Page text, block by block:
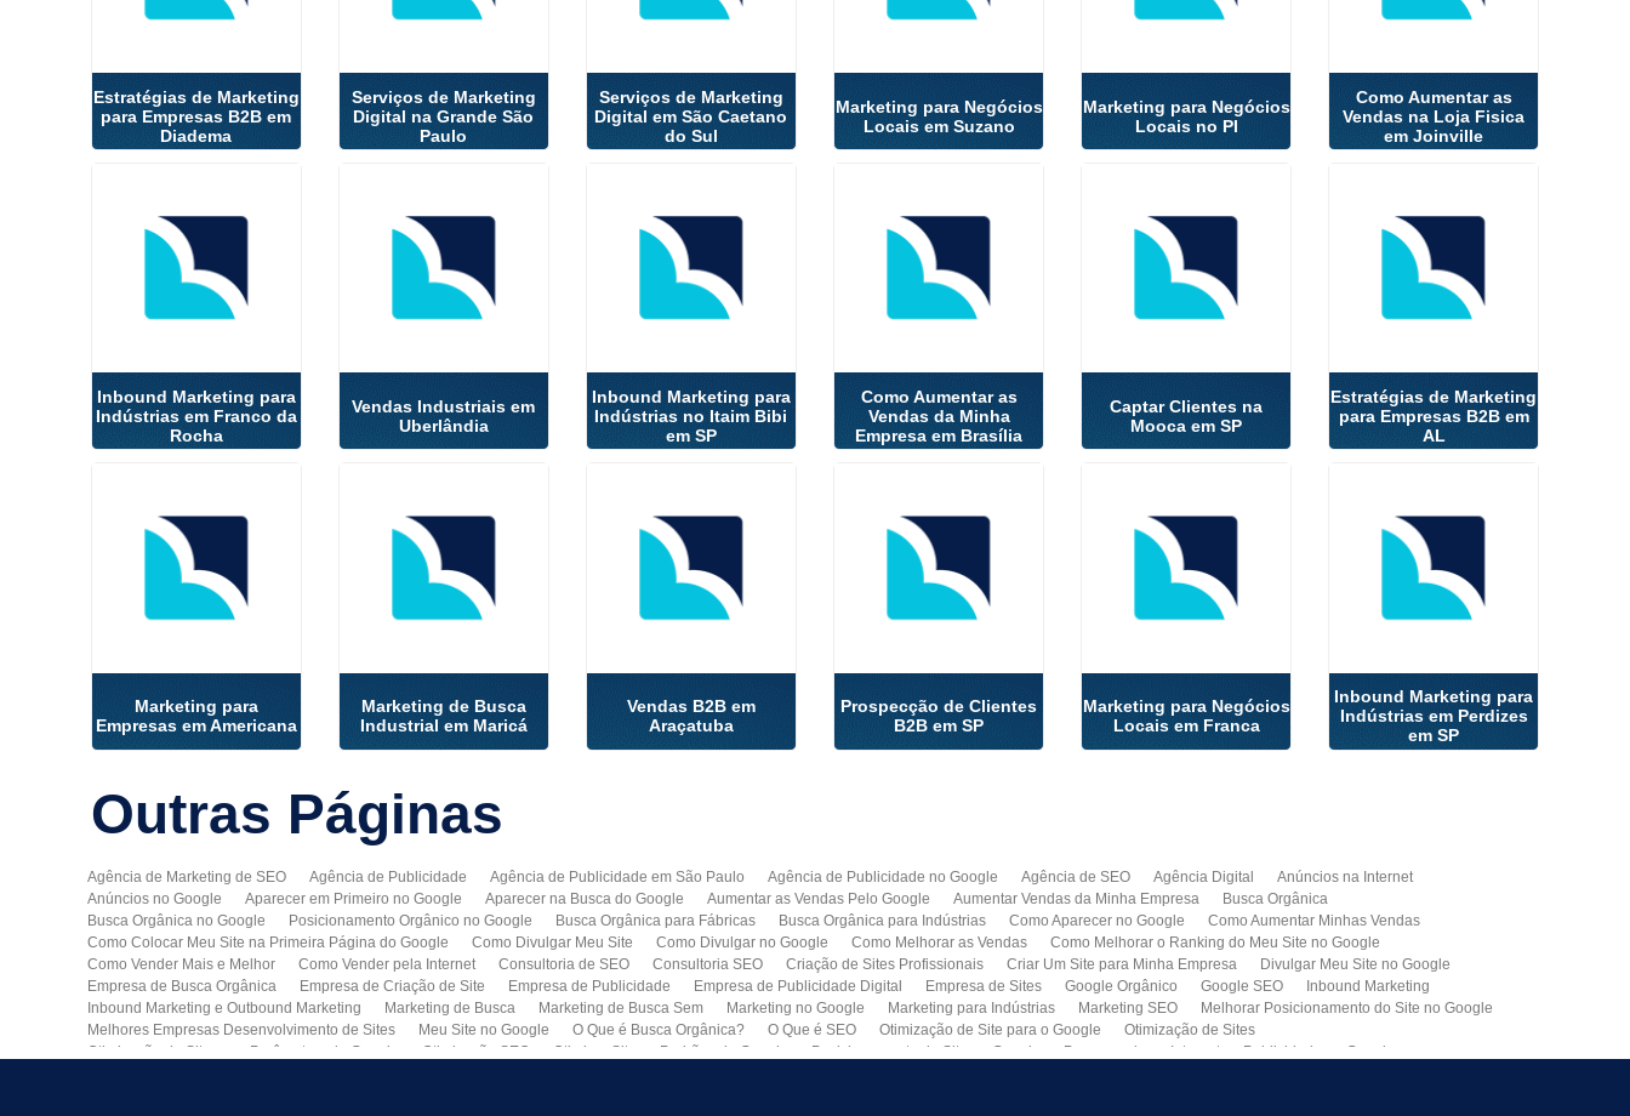
Estratégias de Marketing
para Empresas B2B em
Diadema
Serviços de Marketing
Digital na Grande São
Paulo
Serviços de Marketing
Digital em São Caetano
do Sul
Marketing para Negócios
Locais em Suzano
Marketing para Negócios
Locais no PI
Como Aumentar as
Vendas na Loja Fisica
em Joinville
Inbound Marketing para
Indústrias em Franco da
Rocha
Vendas Industriais em
Uberlândia
Inbound Marketing para
Indústrias no Itaim Bibi
em SP
Como Aumentar as
Vendas da Minha
Empresa em Brasília
Captar Clientes na
Mooca em SP
Estratégias de Marketing
para Empresas B2B em
AL
Marketing para
Empresas em Americana
Marketing de Busca
Industrial em Maricá
Vendas B2B em
Araçatuba
Prospecção de Clientes
B2B em SP
Marketing para Negócios
Locais em Franca
Inbound Marketing para
Indústrias em Perdizes
em SP
Outras Páginas
Agência de Marketing de SEO Agência de Publicidade Agência de Publicidade em São Paulo Agência de Publicidade no Google Agência de SEO Agência Digital
Anúncios na Internet
Anúncios no Google
Aparecer em Primeiro no Google Aparecer na Busca do Google Aumentar as Vendas Pelo Google Aumentar Vendas da Minha Empresa
Busca Orgânica
Busca Orgânica no Google
Posicionamento Orgânico no Google Busca Orgânica para Fábricas Busca Orgânica para Indústrias Como Aparecer no Google
Como Aumentar Minhas Vendas
Como Colocar Meu Site na Primeira Página do Google
Como Divulgar Meu Site Como Divulgar no Google Como Melhorar as Vendas
Como Melhorar o Ranking do Meu Site no Google
Como Vender Mais e Melhor
Como Vender pela Internet Consultoria de SEO Consultoria SEO Criação de Sites Profissionais Criar Um Site para Minha Empresa
Divulgar Meu Site no Google
Empresa de Busca Orgânica
Empresa de Criação de Site Empresa de Publicidade Empresa de Publicidade Digital Empresa de Sites Google Orgânico Google SEO
Inbound Marketing
Inbound Marketing e Outbound Marketing
Marketing de Busca Marketing de Busca Sem Marketing no Google Marketing para Indústrias Marketing SEO
Melhorar Posicionamento do Site no Google
Melhores Empresas Desenvolvimento de Sites
Meu Site no Google O Que é Busca Orgânica? O Que é SEO Otimização de Site para o Google
Otimização de Sites
Otimização de Sites nos Parâmetros do Google
Otimização SEO Otimizar Site Padrões do Google Posicionamento de Site no Google Propaganda na Internet
Publicidade no Google